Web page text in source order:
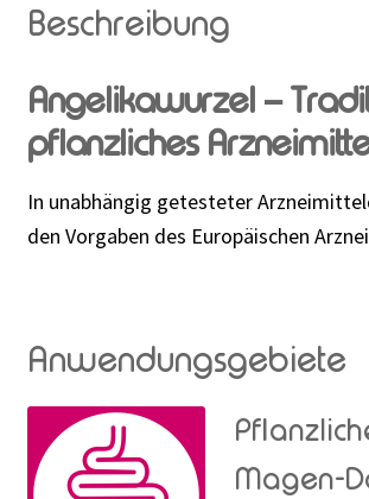
Beschreibung
Angelikawurzel –
pflanzliches
In unabhängig getesteter
den Vorgaben des Europäischen
Anwendungsgebiete
Magen-